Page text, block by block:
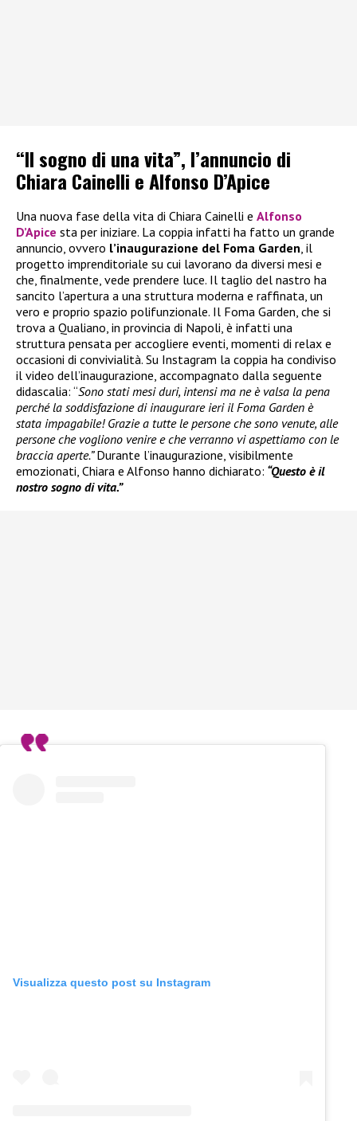
“Il sogno di una vita”, l’annuncio di
Chiara Cainelli e Alfonso D’Apice
Una nuova fase della vita di Chiara Cainelli e Alfonso
D’Apice sta per iniziare. La coppia infatti ha fatto un grande
annuncio, ovvero l’inaugurazione del Foma Garden , il
progetto imprenditoriale su cui lavorano da diversi mesi e
che, finalmente, vede prendere luce. Il taglio del nastro ha
sancito l’apertura a una struttura moderna e raffinata, un
vero e proprio spazio polifunzionale. Il Foma Garden, che si
trova a Qualiano, in provincia di Napoli, è infatti una
struttura pensata per accogliere eventi, momenti di relax e
occasioni di convivialità. Su Instagram la coppia ha condiviso
il video dell’inaugurazione, accompagnato dalla seguente
didascalia: “Sono stati mesi duri, intensi ma ne è valsa la pena
perché la soddisfazione di inaugurare ieri il Foma Garden è
stata impagabile! Grazie a tutte le persone che sono venute, alle
persone che vogliono venire e che verranno vi aspettiamo con le
braccia aperte.”Durante l’inaugurazione, visibilmente
emozionati, Chiara e Alfonso hanno dichiarato: “Questo è il
nostro sogno di vita.”
Visualizza questo post su Instagram